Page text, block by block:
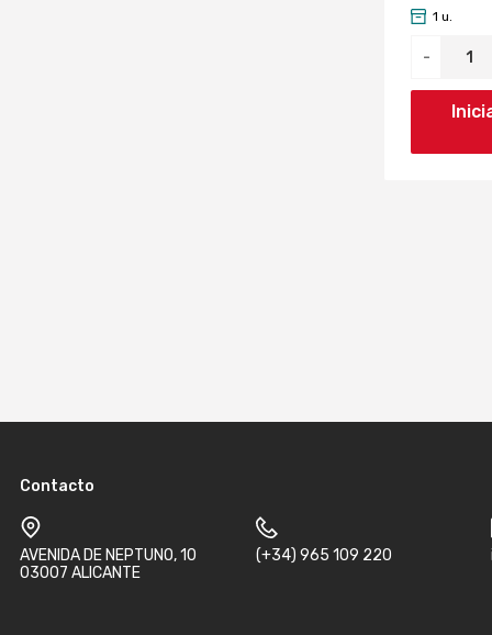
-
1 u.
Contacto
AVENIDA DE NEPTUNO, 10
03007 ALICANTE
(+34) 965 109 220